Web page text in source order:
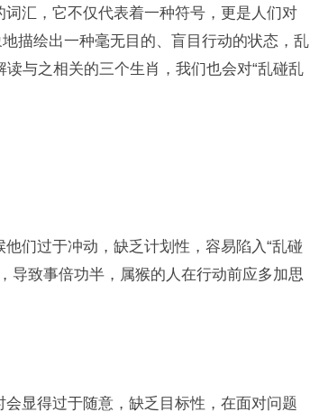
汇，它不仅代表着一种符号，更是人们对
描绘出一种毫无目的、盲目行动的状态，乱
与之相关的三个生肖，我们也会对“乱碰乱
们过于冲动，缺乏计划性，容易陷入“乱碰
导致事倍功半，属猴的人在行动前应多加思
显得过于随意，缺乏目标性，在面对问题